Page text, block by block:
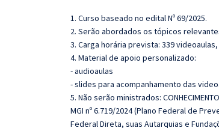
1. Curso baseado no edital Nº 69/2025.
2. Serão abordados os tópicos
3. Carga horária prevista: 339
4. Material de apoio personalizado:
- audioaulas
- slides para acompanhamento das
5. Não serão ministrados:
MGI nº 6.719/2024 (Plano Federal de
Federal Direta, suas Autarquias e